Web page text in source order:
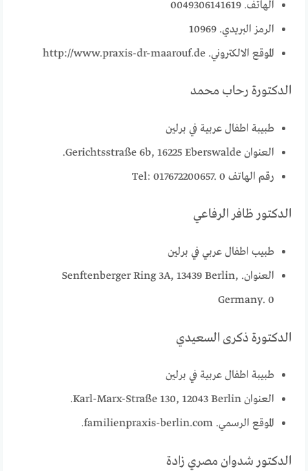
الهاتف. 0049306141619
الرمز البريدي. 10969
الموقع الالكتروني. http://www.praxis-dr-maarouf.de
الدكتورة رحاب محمد
طبيبة اطفال عربية في برلين
العنوان Gerichtsstraße 6b, 16225 Eberswalde.
رقم الهاتف Tel: 017672200657. 0
الدكتور ظافر الرفاعي
طبيب اطفال عربي في برلين
العنوان. Senftenberger Ring 3A, 13439 Berlin,
Germany. 0
الدكتورة ذكرى السعيدي
طبيبة اطفال عربية في برلين
العنوان Karl-Marx-Straße 130, 12043 Berlin.
الموقع الرسمي. familienpraxis-berlin.com.
الدكتور شدوان مصري زادة